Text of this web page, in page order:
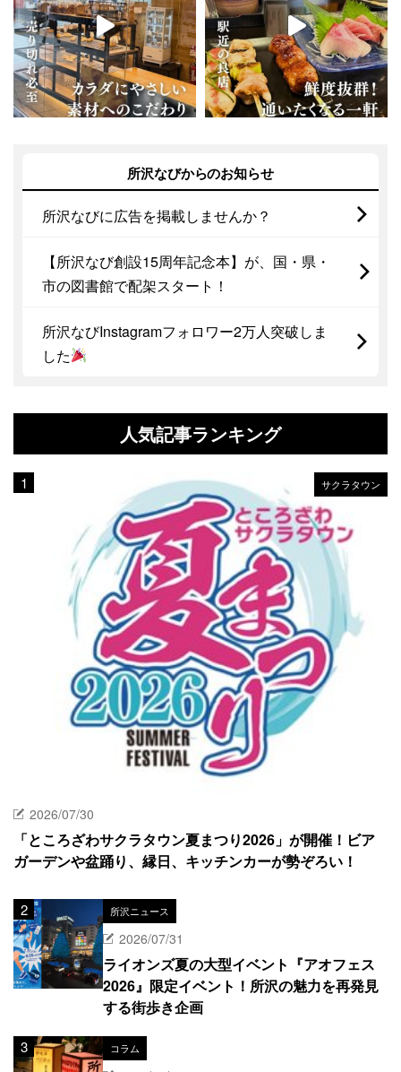
所沢なびからのお知らせ
所沢なびに広告を掲載しませんか？
【所沢なび創設15周年記念本】が、国・県・
市の図書館で配架スタート！
所沢なびInstagramフォロワー2万人突破しま
した
人気記事ランキング
サクラタウン
2026/07/30
「ところざわサクラタウン夏まつり2026」が開催！ビア
ガーデンや盆踊り、縁日、キッチンカーが勢ぞろい！
所沢ニュース
2026/07/31
ライオンズ夏の大型イベント『アオフェス
2026』限定イベント！所沢の魅力を再発見
する街歩き企画
コラム